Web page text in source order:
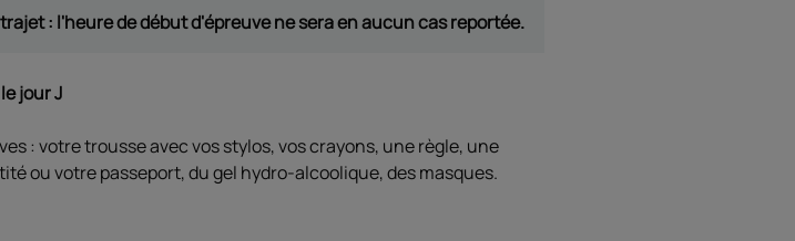
: l'heure de début d'épreuve ne sera en aucun cas reportée.
jour J
: votre trousse avec vos stylos, vos crayons, une règle, une
ou votre passeport, du gel hydro-alcoolique, des masques.